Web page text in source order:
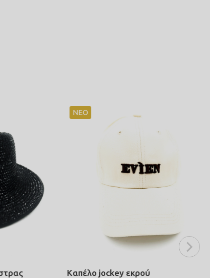
Καπέλο jockey εκρού